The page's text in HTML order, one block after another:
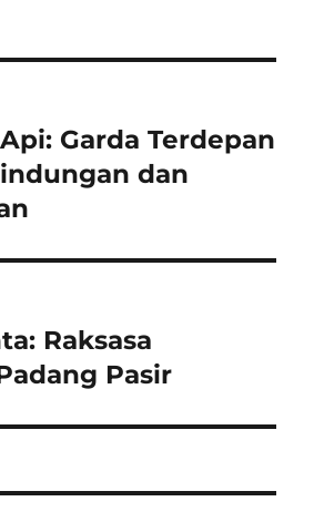
Garda Terdepan
dan
Raksasa
Pasir